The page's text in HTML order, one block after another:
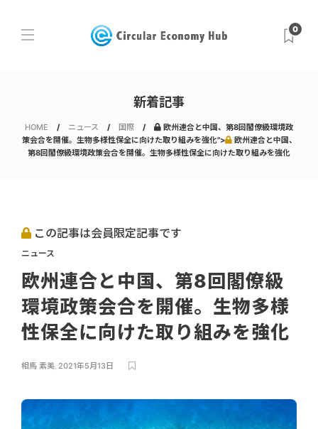
0
新着記事
HOME ニュース 国際
欧州連合と中国、第8回閣僚級環境政
策会合を開催。生物多様性保全に向けた取り組みを強化">
欧州連合と中国、
第8回閣僚級環境政策会合を開催。生物多様性保全に向けた取り組みを強化
この記事は会員限定記事です
ニュース
欧州連合と中国、第8回閣僚級
環境政策会合を開催。生物多様
性保全に向けた取り組みを強化
相馬 素美, 2021年5月13日